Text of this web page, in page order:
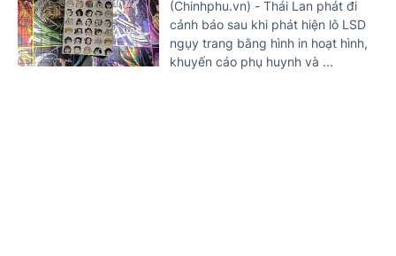
(Chinhphu.vn) - Thái Lan phát đi
cảnh báo sau khi phát hiện lô LSD
ngụy trang bằng hình in hoạt hình,
khuyến cáo phụ huynh và ...